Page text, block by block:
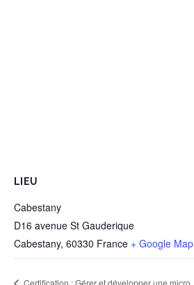
LIEU
Cabestany
D16 avenue St Gauderique
Cabestany, 60330 France + Google Map